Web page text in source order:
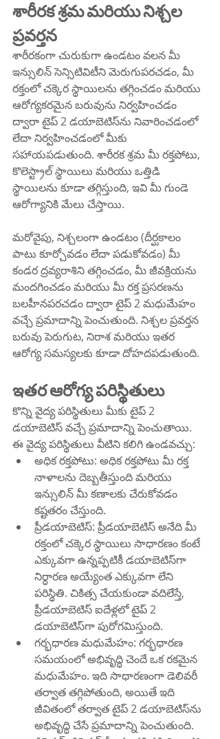
శారీరక శ్రమ మరియు నిశ్చల
ప్రవర్తన
శారీరకంగా చురుకుగా ఉండటం వలన మీ
ఇన్సులిన్ సెన్సిటివిటీని మెరుగుపరచడం, మీ
రక్తంలో చక్కెర స్థాయిలను తగ్గించడం మరియు
ఆరోగ్యకరమైన బరువును నిర్వహించడం
ద్వారా టైప్ 2 డయాబెటిస్‌ను నివారించడంలో
లేదా నిర్వహించడంలో మీకు
సహాయపడుతుంది. శారీరక శ్రమ మీ రక్తపోటు,
కొలెస్ట్రాల్ స్థాయిలు మరియు ఒత్తిడి
స్థాయిలను కూడా తగ్గిస్తుంది, ఇవి మీ గుండె
ఆరోగ్యానికి మేలు చేస్తాయి.
మరోవైపు, నిశ్చలంగా ఉండటం (దీర్ఘకాలం
పాటు కూర్చోవడం లేదా పడుకోవడం) మీ
కండర ద్రవ్యరాశిని తగ్గించడం, మీ జీవక్రియను
మందగించడం మరియు మీ రక్త ప్రసరణను
బలహీనపరచడం ద్వారా టైప్ 2 మధుమేహం
వచ్చే ప్రమాదాన్ని పెంచుతుంది. నిశ్చల ప్రవర్తన
బరువు పెరుగుట, నిరాశ మరియు ఇతర
ఆరోగ్య సమస్యలకు కూడా దోహదపడుతుంది.
ఇతర ఆరోగ్య పరిస్థితులు
కొన్ని వైద్య పరిస్థితులు మీకు టైప్ 2
డయాబెటిస్ వచ్చే ప్రమాదాన్ని పెంచుతాయి.
ఈ వైద్య పరిస్థితులు వీటిని కలిగి ఉండవచ్చు:
అధిక రక్తపోటు: అధిక రక్తపోటు మీ రక్త
నాళాలను దెబ్బతీస్తుంది మరియు
ఇన్సులిన్ మీ కణాలకు చేరుకోవడం
కష్టతరం చేస్తుంది.
ప్రీడయాబెటిస్: ప్రీడయాబెటిస్ అనేది మీ
రక్తంలో చక్కెర స్థాయిలు సాధారణం కంటే
ఎక్కువగా ఉన్నప్పటికీ డయాబెటిస్‌గా
నిర్ధారణ అయ్యేంత ఎక్కువగా లేని
పరిస్థితి. చికిత్స చేయకుండా వదిలేస్తే,
ప్రీడయాబెటిస్ ఐదేళ్లలో టైప్ 2
డయాబెటిస్‌గా పురోగమిస్తుంది.
గర్భధారణ మధుమేహం: గర్భధారణ
సమయంలో అభివృద్ధి చెందే ఒక రకమైన
మధుమేహం. ఇది సాధారణంగా డెలివరీ
తర్వాత తగ్గిపోతుంది, అయితే ఇది
జీవితంలో తర్వాత టైప్ 2 డయాబెటిస్‌ను
అభివృద్ధి చేసే ప్రమాదాన్ని పెంచుతుంది.